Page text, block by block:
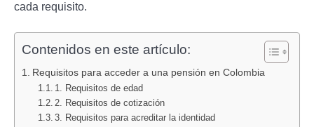
cada requisito.
Contenidos en este artículo:
Requisitos para acceder a una pensión en Colombia
1. Requisitos de edad
2. Requisitos de cotización
3. Requisitos para acreditar la identidad